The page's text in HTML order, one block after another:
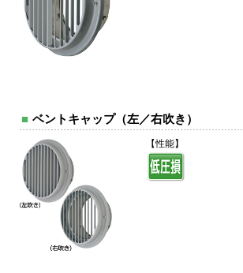
■ ベントキャップ（左／右吹き）
【性能】